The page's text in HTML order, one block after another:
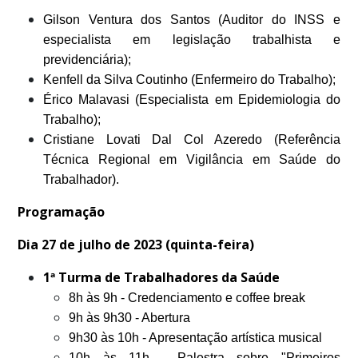
Gilson Ventura dos Santos (Auditor do INSS e
especialista em legislação trabalhista e
previdenciária);
Kenfell da Silva Coutinho (Enfermeiro do Trabalho);
Érico Malavasi (Especialista em Epidemiologia do
Trabalho);
Cristiane Lovati Dal Col Azeredo (Referência
Técnica Regional em Vigilância em Saúde do
Trabalhador).
Programação
Dia 27 de julho de 2023 (quinta-feira)
1ª Turma de Trabalhadores da Saúde
8h às 9h - Credenciamento e coffee break
9h às 9h30 - Abertura
9h30 às 10h - Apresentação artística musical